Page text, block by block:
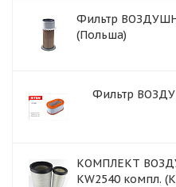
Фильтр
(Польша)
Фильтр
КОМПЛЕКТ
KW2540 компл.